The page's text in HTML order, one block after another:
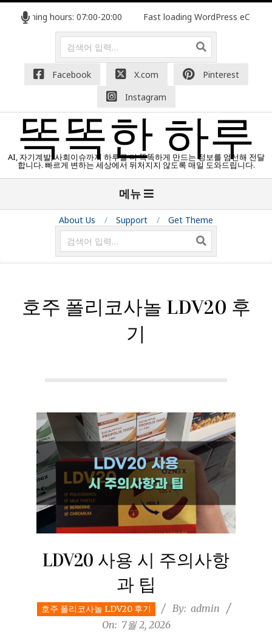
기
hours: 07:00-20:00 Fast loading WordPress
Facebook
X.com
Pinterest
Instagram
똑똑한 하루
AI, 자기계발, 사회이슈까지 하루를 더 똑똑하게 만드는 정보를 엄선해 전달
합니다. 빠르게 변하는 세상에서 뒤처지지 않도록 매일 도와드립니다.
메뉴
About Us Support
Get Theme
호주 폴리코사놀 LDV20 후
기
LDV20 사용 시 주의사항
과 팁
2026-
07-
호주 폴리코사놀 LDV20 후기 By: admin
On: 7월 2, 2026